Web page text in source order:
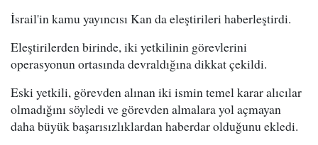
İsrail'in kamu yayıncısı Kan da eleştirileri haberleştirdi.
Eleştirilerden birinde, iki yetkilinin görevlerini
operasyonun ortasında devraldığına dikkat çekildi.
Eski yetkili, görevden alınan iki ismin temel karar alıcılar
olmadığını söyledi ve görevden almalara yol açmayan
daha büyük başarısızlıklardan haberdar olduğunu ekledi.